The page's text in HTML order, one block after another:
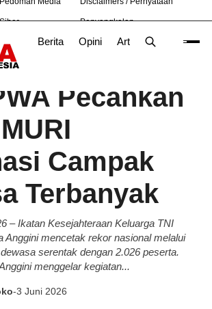
Penyangkalan
Berita Opini Artikel
Pecahkan
Campak
Terbanyak
– Ikatan Kesejahteraan Keluarga TNI
Anggini mencetak rekor nasional melalui
serentak dengan 2.026 peserta.
menggelar kegiatan...
-3 Juni 2026